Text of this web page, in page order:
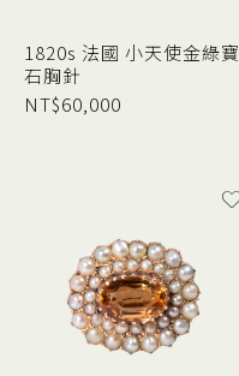
1820s 法國 小天使金綠寶
石胸針
NT$60,000